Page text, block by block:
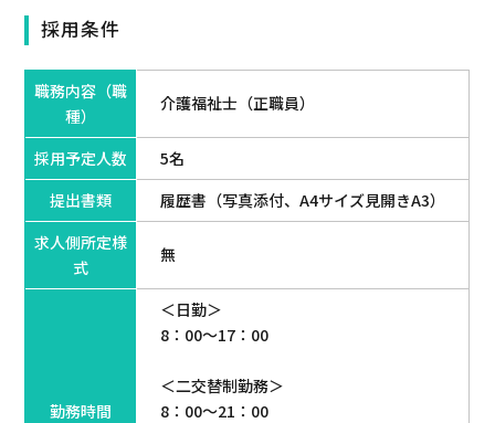
・看護助手（パート）
・介護福祉士（パート）
採用条件
職務内容（職
種）
介護福祉士（正職員）
採用予定人数
5名
提出書類
履歴書（写真添付、A4サイズ見開きA3）
求人側所定様
式
無
勤務時間
＜日勤＞
8：00～17：00
＜二交替制勤務＞
8：00～21：00